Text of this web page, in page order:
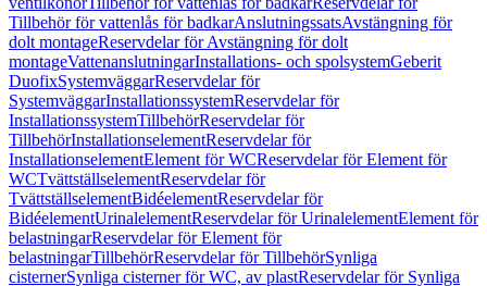
Tillbehör för vattenlås för badkarAnslutningssatsAvstängning för
dolt montageReservdelar för Avstängning för dolt
montageVattenanslutningarInstallations- och spolsystemGeberit
DuofixSystemväggarReservdelar för
SystemväggarInstallationssystemReservdelar för
InstallationssystemTillbehörReservdelar för
TillbehörInstallationselementReservdelar för
InstallationselementElement för WCReservdelar för Element för
WCTvättställselementReservdelar för
TvättställselementBidéelementReservdelar för
BidéelementUrinalelementReservdelar för UrinalelementElement för
belastningarReservdelar för Element för
belastningarTillbehörReservdelar för TillbehörSynliga
cisternerSynliga cisterner för WC, av plastReservdelar för Synliga